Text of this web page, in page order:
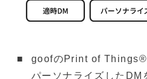
goofのPrint of Things®
パーソナライズしたDM